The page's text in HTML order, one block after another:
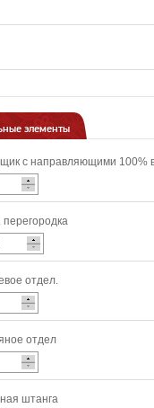
элементы
с направляющими 100%
отдел.
отдел
штанга